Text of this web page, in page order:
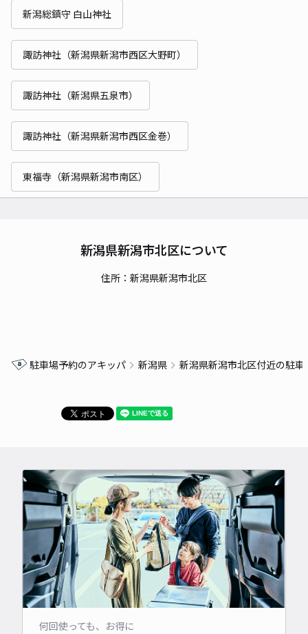
新潟総鎮守 白山神社
諏訪神社（新潟県新潟市西区大野町）
諏訪神社（新潟県五泉市）
諏訪神社（新潟県新潟市西区金巻）
東福寺（新潟県新潟市南区）
新潟県新潟市北区について
住所：新潟県新潟市北区
駐車場予約のアキッパ 新潟県 新潟県新潟市北区付近の駐車
何回使っても、お得に